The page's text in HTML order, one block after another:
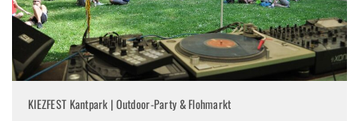
KIEZFEST Kantpark | Outdoor-Party & Flohmarkt